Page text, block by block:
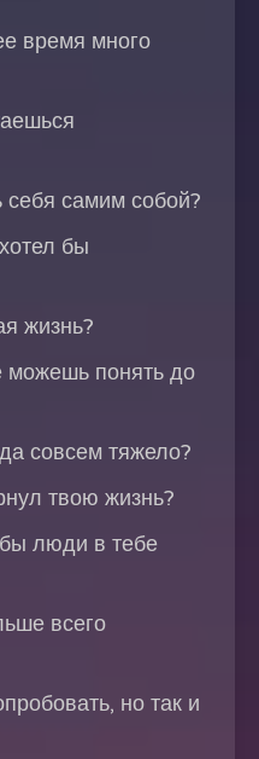
время много
себя самим собой?
бы
жизнь?
можешь понять до
совсем тяжело?
твою жизнь?
люди в тебе
всего
но так и